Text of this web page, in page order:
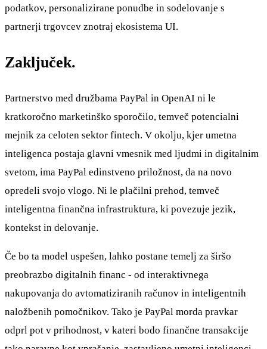
podatkov, personalizirane ponudbe in sodelovanje s
partnerji trgovcev znotraj ekosistema UI.
Zaključek.
Partnerstvo med družbama PayPal in OpenAI ni le
kratkoročno marketinško sporočilo, temveč potencialni
mejnik za celoten sektor fintech. V okolju, kjer umetna
inteligenca postaja glavni vmesnik med ljudmi in digitalnim
svetom, ima PayPal edinstveno priložnost, da na novo
opredeli svojo vlogo. Ni le plačilni prehod, temveč
inteligentna finančna infrastruktura, ki povezuje jezik,
kontekst in delovanje.
Če bo ta model uspešen, lahko postane temelj za širšo
preobrazbo digitalnih financ - od interaktivnega
nakupovanja do avtomatiziranih računov in inteligentnih
naložbenih pomočnikov. Tako je PayPal morda pravkar
odprl pot v prihodnost, v kateri bodo finančne transakcije